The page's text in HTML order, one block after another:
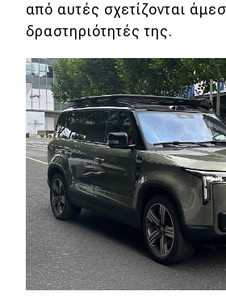
από αυτές σχετίζονται
δραστηριότητές της.